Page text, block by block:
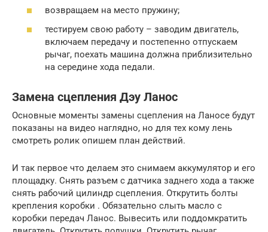
возвращаем на место пружину;
тестируем свою работу – заводим двигатель,
включаем передачу и постепенно отпускаем
рычаг, поехать машина должна приблизительно
на середине хода педали.
Замена сцепления Дэу Ланос
Основные моменты замены сцепления на Ланосе будут
показаны на видео наглядно, но для тех кому лень
смотреть ролик опишем план действий.
И так первое что делаем это снимаем аккумулятор и его
площадку. Снять разъем с датчика заднего хода а также
снять рабочий цилиндр сцепления. Открутить болты
крепления коробки . Обязательно слыть масло с
коробки передач Ланос. Вывесить или поддомкратить